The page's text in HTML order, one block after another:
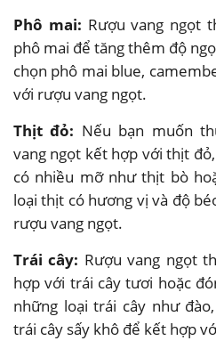
Phô mai: Rượu vang ngọt
phô mai để tăng thêm độ
chọn phô mai blue,
với rượu vang ngọt.
Thịt đỏ: Nếu bạn muốn
vang ngọt kết hợp với thịt
có nhiều mỡ như thịt bò
loại thịt có hương vị và độ
rượu vang ngọt.
Trái cây: Rượu vang ngọt
hợp với trái cây tươi hoặc
những loại trái cây như
trái cây sấy khô để kết hợp